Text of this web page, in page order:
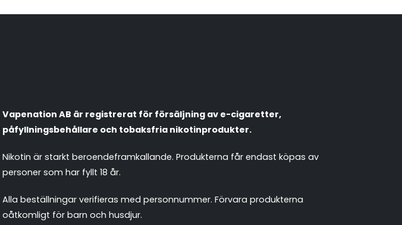
Vapenation AB är registrerat för försäljning av e-cigaretter,
påfyllningsbehållare och tobaksfria nikotinprodukter.
Nikotin är starkt beroendeframkallande. Produkterna får endast köpas av
personer som har fyllt 18 år.
Alla beställningar verifieras med personnummer. Förvara produkterna
oåtkomligt för barn och husdjur.
Vitsnus Leverans & frakt